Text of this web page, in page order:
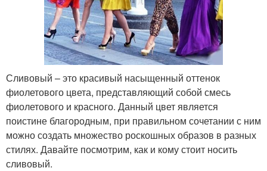
Сливовый – это красивый насыщенный оттенок
фиолетового цвета, представляющий собой смесь
фиолетового и красного. Данный цвет является
поистине благородным, при правильном сочетании с ним
можно создать множество роскошных образов в разных
стилях. Давайте посмотрим, как и кому стоит носить
сливовый.